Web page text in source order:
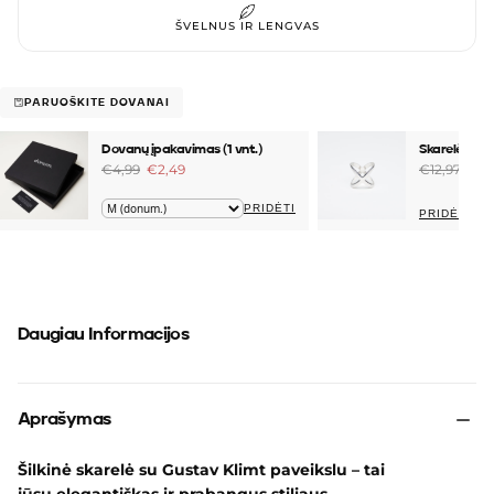
ŠVELNUS IR LENGVAS
PARUOŠKITE DOVANAI
Dovanų įpakavimas (1 vnt.)
€4,99 €2,49
PRIDĖTI
Skarelės
€12,97
PRIDĖTI
Daugiau Informacijos
Aprašymas
Šilkinė skarelė su Gustav Klimt paveikslu – tai